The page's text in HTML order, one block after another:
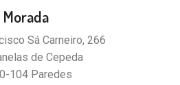
Morada
Sá Carneiro, 266
de Cepeda
104 Paredes